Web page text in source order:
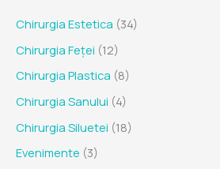
Chirurgia Estetica (34)
Chirurgia Feței (12)
Chirurgia Plastica (8)
Chirurgia Sanului (4)
Chirurgia Siluetei (18)
Evenimente (3)